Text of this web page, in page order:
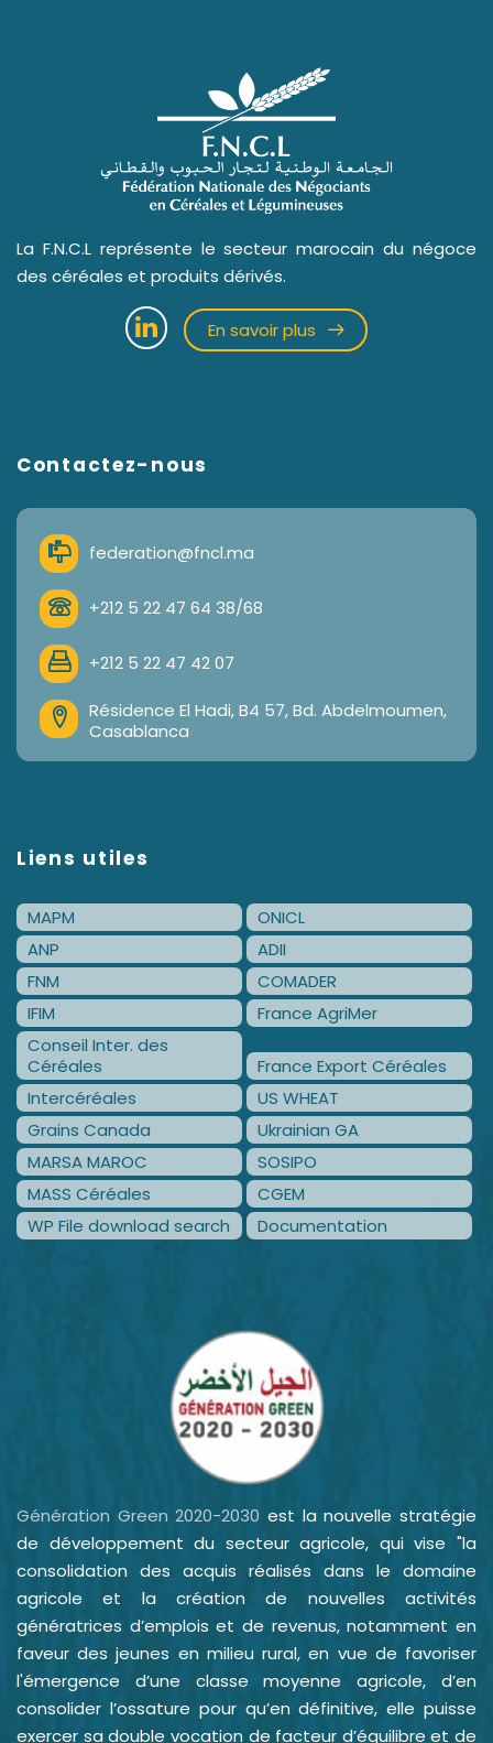
La F.N.C.L représente le secteur marocain du négoce
des céréales et produits dérivés.
En savoir plus
Contactez-nous
federation@fncl.ma
+212 5 22 47 64 38/68
+212 5 22 47 42 07
Résidence El Hadi, B4 57, Bd. Abdelmoumen,
Casablanca
Liens utiles
MAPM
ONICL
ANP
ADII
FNM
COMADER
IFIM
France AgriMer
Conseil Inter. des
Céréales
France Export Céréales
Intercéréales
US WHEAT
Grains Canada
Ukrainian GA
MARSA MAROC
SOSIPO
MASS Céréales
CGEM
WP File download search
Documentation
Génération Green 2020-2030 est la nouvelle stratégie
de développement du secteur agricole, qui vise "la
consolidation des acquis réalisés dans le domaine
agricole et la création de nouvelles activités
génératrices d’emplois et de revenus, notamment en
faveur des jeunes en milieu rural, en vue de favoriser
l'émergence d’une classe moyenne agricole, d’en
consolider l’ossature pour qu’en définitive, elle puisse
exercer sa double vocation de facteur d’équilibre et de